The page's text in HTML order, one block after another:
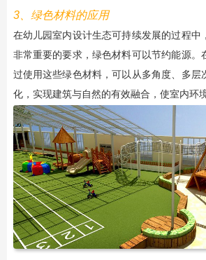
3、绿色材料的应用
在幼儿园室内设计生态可持续发展的过程中
非常重要的要求，绿色材料可以节约能源。
过使用这些绿色材料，可以从多角度、多层
化，实现建筑与自然的有效融合，使室内环